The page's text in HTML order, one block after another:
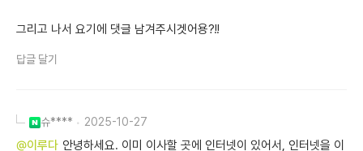
그리고 나서 요기에 댓글 남겨주시겟어용?!!
답글 달기
슈**** 2025-10-27
@이루다 안녕하세요. 이미 이사할 곳에 인터넷이 있어서, 인터넷을 이